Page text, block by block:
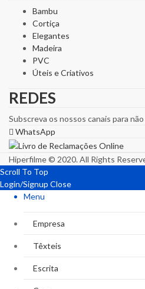
Bambu
Cortiça
Elegantes
Madeira
PVC
Úteis e Criativos
REDES
Subscreva os nossos canais para
WhatsApp
Hiperfilme © 2020. All Rights
Scroll To Top
Login/Signup Close
Menu
Empresa
Têxteis
Escrita